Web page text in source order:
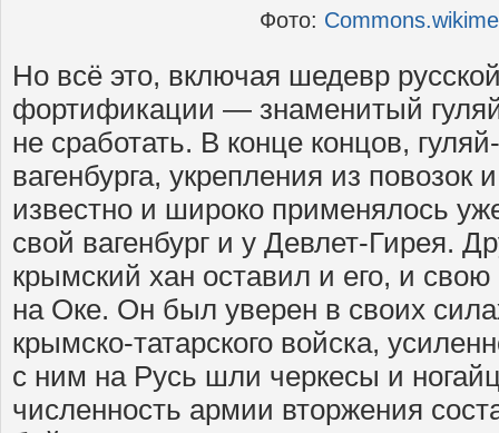
Фото:
Но всё это, включая шедевр
фортификации — знаменитый
не сработать. В конце концов,
вагенбурга, укрепления из
известно и широко применялось
свой вагенбург и у Девлет-Гирея.
крымский хан оставил и его, и
на Оке. Он был уверен в своих
крымско-татарского войска,
с ним на Русь шли черкесы и
численность армии вторжения